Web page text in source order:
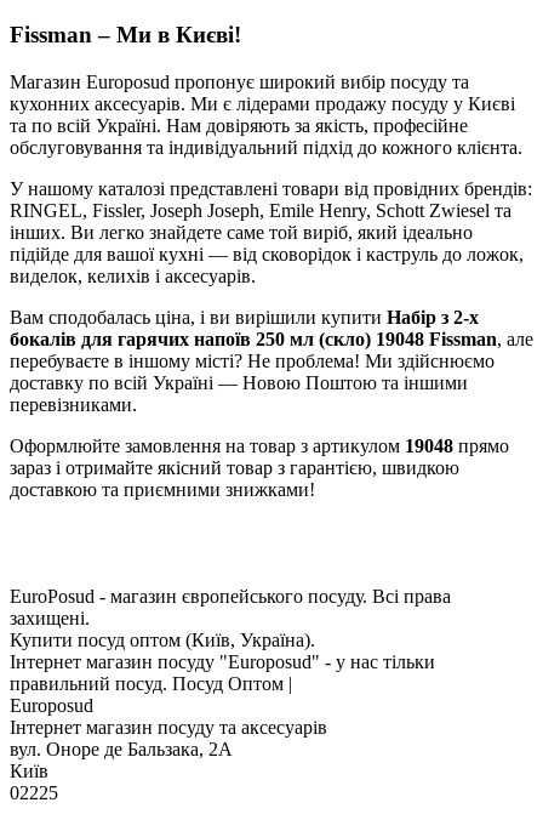
Fissman – Ми в Києві!
Магазин Europosud пропонує широкий вибір посуду та
кухонних аксесуарів. Ми є лідерами продажу посуду у Києві
та по всій Україні. Нам довіряють за якість, професійне
обслуговування та індивідуальний підхід до кожного клієнта.
У нашому каталозі представлені товари від провідних брендів:
RINGEL, Fissler, Joseph Joseph, Emile Henry, Schott Zwiesel та
інших. Ви легко знайдете саме той виріб, який ідеально
підійде для вашої кухні — від сковорідок і каструль до ложок,
виделок, келихів і аксесуарів.
Вам сподобалась ціна, і ви вирішили купити Набір з 2-х
бокалів для гарячих напоїв 250 мл (скло) 19048 Fissman, але
перебуваєте в іншому місті? Не проблема! Ми здійснюємо
доставку по всій Україні — Новою Поштою та іншими
перевізниками.
Оформлюйте замовлення на товар з артикулом 19048 прямо
зараз і отримайте якісний товар з гарантією, швидкою
доставкою та приємними знижками!
EuroPosud - магазин європейського посуду. Всі права
захищені.
Купити посуд оптом (Київ, Україна).
Інтернет магазин посуду "Europosud" - у нас тільки
правильний посуд. Посуд Оптом |
Europosud
Інтернет магазин посуду та аксесуарів
вул. Оноре де Бальзака, 2А
Київ
02225